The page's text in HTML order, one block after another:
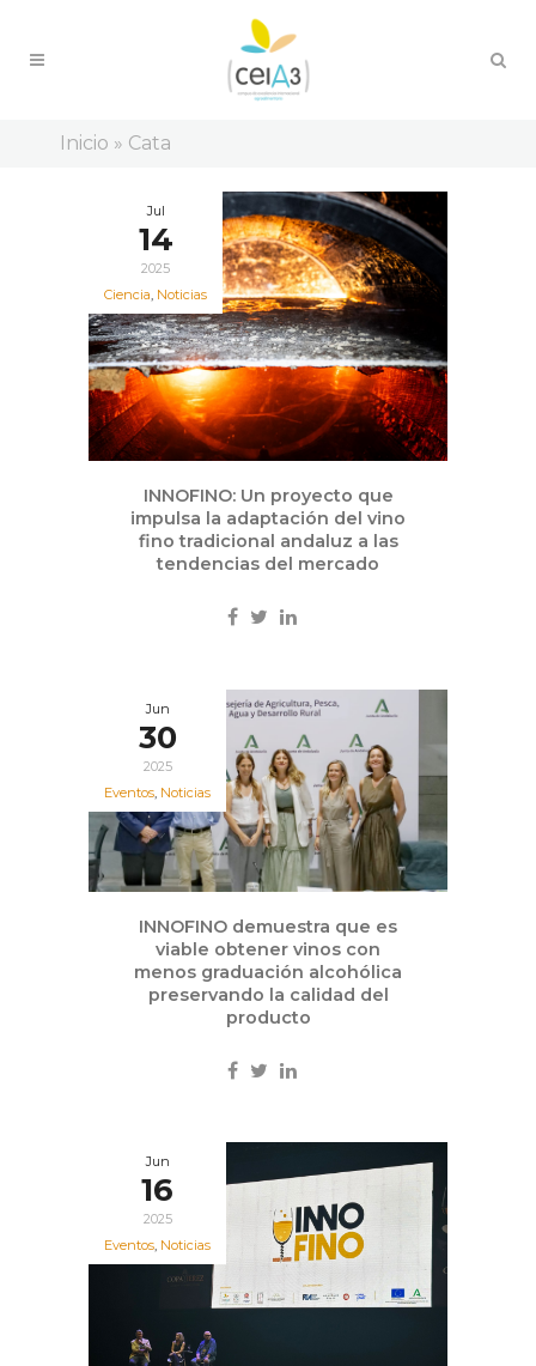
Inicio » Cata
Jul
14
2025
Ciencia, Noticias
INNOFINO: Un proyecto que
impulsa la adaptación del vino
fino tradicional andaluz a las
tendencias del mercado
Jun
30
2025
Eventos, Noticias
INNOFINO demuestra que es
viable obtener vinos con
menos graduación alcohólica
preservando la calidad del
producto
Jun
16
2025
Eventos, Noticias